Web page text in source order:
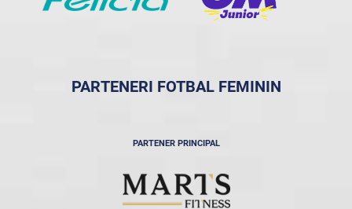
PARTENERI FOTBAL FEMININ
PARTENER PRINCIPAL